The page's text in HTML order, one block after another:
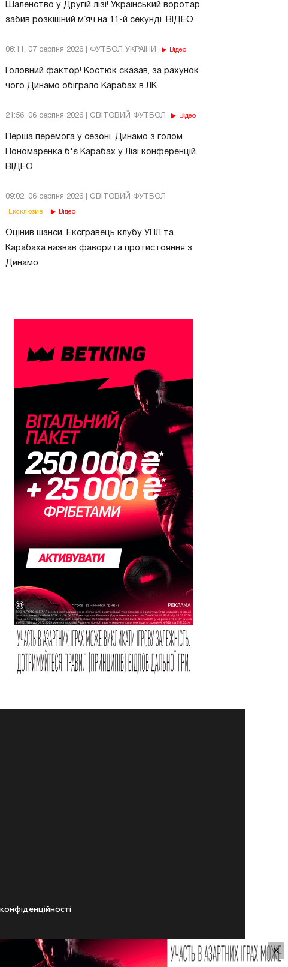
Шаленство у Другій лізі! Український воротар
забив розкішний мʼяч на 11-й секунді. ВІДЕО
08:11, 07 серпня 2026 | ФУТБОЛ УКРАЇНИ Відео
Головний фактор! Костюк сказав, за рахунок
чого Динамо обіграло Карабах в ЛК
21:56, 06 серпня 2026 | СВІТОВИЙ ФУТБОЛ Відео
Перша перемога у сезоні. Динамо з голом
Пономаренка б'є Карабах у Лізі конференцій.
ВІДЕО
09:02, 06 серпня 2026 | СВІТОВИЙ ФУТБОЛ
Ексклюзив Відео
Оцінив шанси. Ексгравець клубу УПЛ та
Карабаха назвав фаворита протистояння з
Динамо
конфiденцiйностi
річного віку.
Сайтом.
×